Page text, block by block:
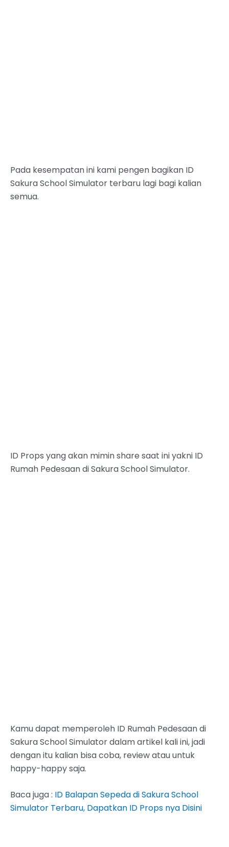
Pada kesempatan ini kami pengen bagikan ID
Sakura School Simulator terbaru lagi bagi kalian
semua.
ID Props yang akan mimin share saat ini yakni ID
Rumah Pedesaan di Sakura School Simulator.
Kamu dapat memperoleh ID Rumah Pedesaan di
Sakura School Simulator dalam artikel kali ini, jadi
dengan itu kalian bisa coba, review atau untuk
happy-happy saja.
Baca juga : ID Balapan Sepeda di Sakura School
Simulator Terbaru, Dapatkan ID Props nya Disini